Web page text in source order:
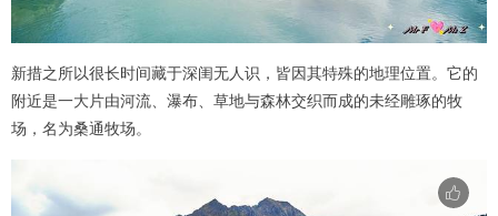
新措之所以很长时间藏于深闺无人识，皆因其特殊的地理位置。它的
附近是一大片由河流、瀑布、草地与森林交织而成的未经雕琢的牧
场，名为桑通牧场。